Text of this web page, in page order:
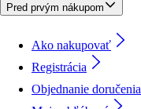
Pred prvým nákupom
Ako nakupovať
Registrácia
Objednanie doručenia